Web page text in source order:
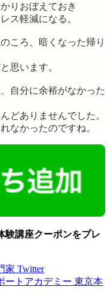
りおぼえておき
ス軽減になる。
ころ、暗くなった帰り
思います。
自分に余裕がなかった
どありませんでした。
なかったのですね。
験講座クーポンをプレ